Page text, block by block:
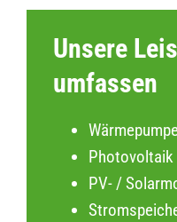
Unsere
umfassen
Photovoltaik
PV- /